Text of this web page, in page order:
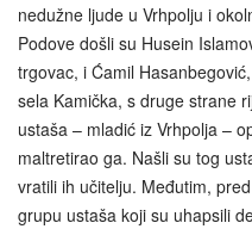
nedužne ljude u Vrhpolju i
Podove došli su Husein
trgovac, i Ćamil
sela Kamička, s druge strane
ustaša – mladić iz Vrhpolja –
maltretirao ga. Našli su tog
vratili ih učitelju. Međutim,
grupu ustaša koji su uhapsili